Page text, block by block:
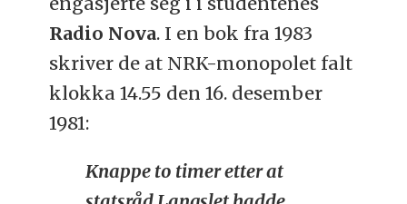
Radio Nova. I en bok fra 1983
skriver de at NRK-monopolet falt
klokka 14.55 den 16. desember
1981:
Knappe to timer etter at